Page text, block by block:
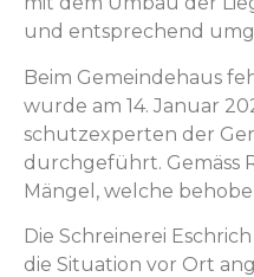
und entsprechend
Beim Gemein­de­haus
wurde am 14. Jan­u­ar
schutzex­perten der
durchge­führt. Gemäss
Män­gel, welche
Die Schreinerei
die Sit­u­a­tion vor Ort